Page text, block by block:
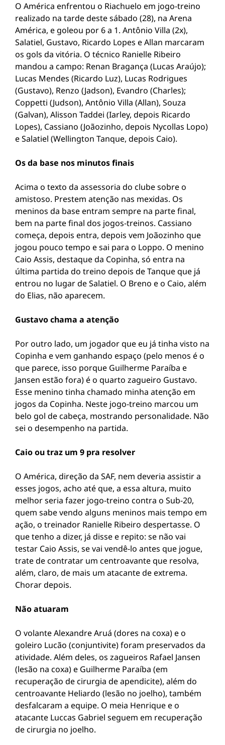
O América enfrentou o Riachuelo em jogo-treino
realizado na tarde deste sábado (28), na Arena
América, e goleou por 6 a 1. Antônio Villa (2x),
Salatiel, Gustavo, Ricardo Lopes e Allan marcaram
os gols da vitória. O técnico Ranielle Ribeiro
mandou a campo: Renan Bragança (Lucas Araújo);
Lucas Mendes (Ricardo Luz), Lucas Rodrigues
(Gustavo), Renzo (Jadson), Evandro (Charles);
Coppetti (Judson), Antônio Villa (Allan), Souza
(Galvan), Alisson Taddei (Iarley, depois Ricardo
Lopes), Cassiano (Joãozinho, depois Nycollas Lopo)
e Salatiel (Wellington Tanque, depois Caio).
Os da base nos minutos finais
Acima o texto da assessoria do clube sobre o
amistoso. Prestem atenção nas mexidas. Os
meninos da base entram sempre na parte final,
bem na parte final dos jogos-treinos. Cassiano
começa, depois entra, depois vem Joãozinho que
jogou pouco tempo e sai para o Loppo. O menino
Caio Assis, destaque da Copinha, só entra na
última partida do treino depois de Tanque que já
entrou no lugar de Salatiel. O Breno e o Caio, além
do Elias, não aparecem.
Gustavo chama a atenção
Por outro lado, um jogador que eu já tinha visto na
Copinha e vem ganhando espaço (pelo menos é o
que parece, isso porque Guilherme Paraíba e
Jansen estão fora) é o quarto zagueiro Gustavo.
Esse menino tinha chamado minha atenção em
jogos da Copinha. Neste jogo-treino marcou um
belo gol de cabeça, mostrando personalidade. Não
sei o desempenho na partida.
Caio ou traz um 9 pra resolver
O América, direção da SAF, nem deveria assistir a
esses jogos, acho até que, a essa altura, muito
melhor seria fazer jogo-treino contra o Sub-20,
quem sabe vendo alguns meninos mais tempo em
ação, o treinador Ranielle Ribeiro despertasse. O
que tenho a dizer, já disse e repito: se não vai
testar Caio Assis, se vai vendê-lo antes que jogue,
trate de contratar um centroavante que resolva,
além, claro, de mais um atacante de extrema.
Chorar depois.
Não atuaram
O volante Alexandre Aruá (dores na coxa) e o
goleiro Lucão (conjuntivite) foram preservados da
atividade. Além deles, os zagueiros Rafael Jansen
(lesão na coxa) e Guilherme Paraíba (em
recuperação de cirurgia de apendicite), além do
centroavante Heliardo (lesão no joelho), também
desfalcaram a equipe. O meia Henrique e o
atacante Luccas Gabriel seguem em recuperação
de cirurgia no joelho.